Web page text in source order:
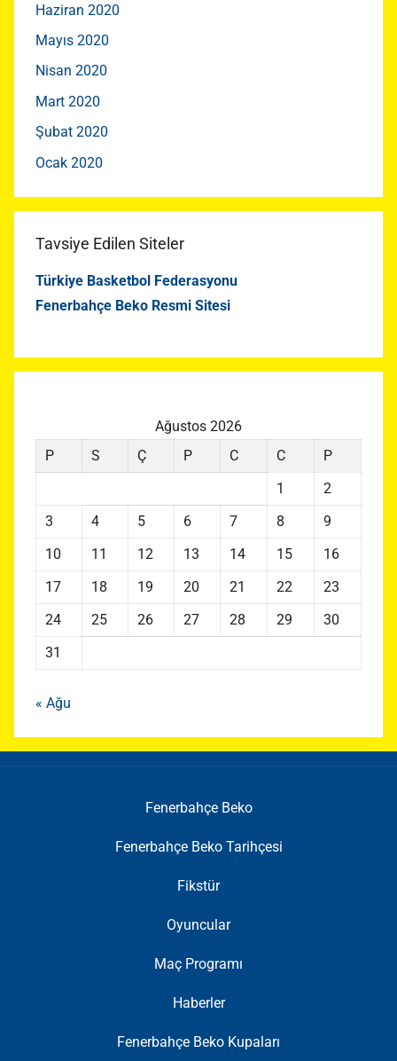
Haziran 2020
Mayıs 2020
Nisan 2020
Mart 2020
Şubat 2020
Ocak 2020
Tavsiye Edilen Siteler
Türkiye Basketbol Federasyonu
Fenerbahçe Beko Resmi Sitesi
Ağustos 2026
P
S Ç P C C
P
1
2
3
4 5 6 7 8
9
10
11 12 13 14 15
16
17
18 19 20 21 22
23
24
25 26 27 28 29
30
31
« Ağu
Fenerbahçe Beko
Fenerbahçe Beko Tarihçesi
Fikstür
Oyuncular
Maç Programı
Haberler
Fenerbahçe Beko Kupaları